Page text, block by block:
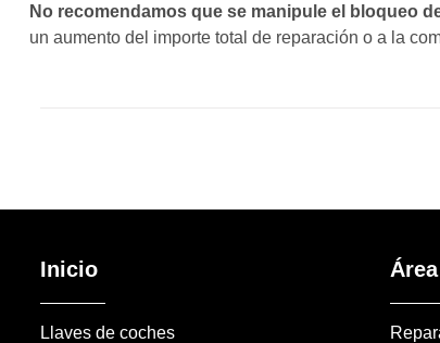
No recomendamos que se manipule el bloqueo
un aumento del importe total de reparación o a la
Inicio
Llaves de coches